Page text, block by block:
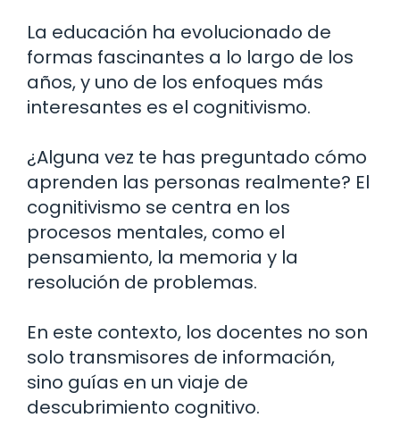
La educación ha evolucionado de
formas fascinantes a lo largo de los
años, y uno de los enfoques más
interesantes es el cognitivismo.
¿Alguna vez te has preguntado cómo
aprenden las personas realmente? El
cognitivismo se centra en los
procesos mentales, como el
pensamiento, la memoria y la
resolución de problemas.
En este contexto, los docentes no son
solo transmisores de información,
sino guías en un viaje de
descubrimiento cognitivo.